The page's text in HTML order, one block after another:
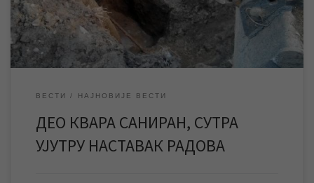
вишеспратнице и ободни делови града имају […]
ВЕСТИ НАЈНОВИЈЕ ВЕСТИ
ДЕО КВАРА САНИРАН, СУТРА
УЈУТРУ НАСТАВАК РАДОВА